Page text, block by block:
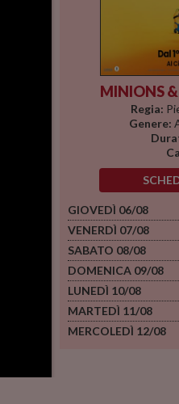
MINIONS
Regia:
Genere:
GIOVEDÌ 06/08
VENERDÌ 07/08
SABATO 08/08
DOMENICA 09/08
LUNEDÌ 10/08
MARTEDÌ 11/08
MERCOLEDÌ 12/08